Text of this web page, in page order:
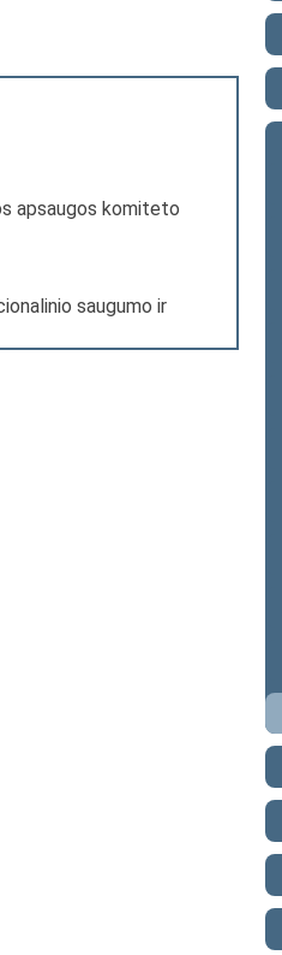
apsaugos komiteto
saugumo ir